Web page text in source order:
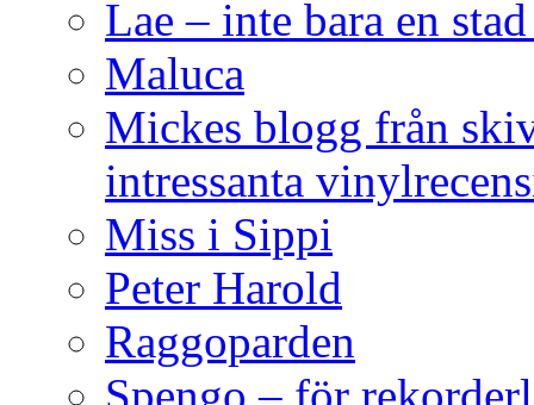
Lae – inte bara en
Maluca
Mickes blogg från
intressanta
Miss i Sippi
Peter Harold
Raggoparden
Spengo – för